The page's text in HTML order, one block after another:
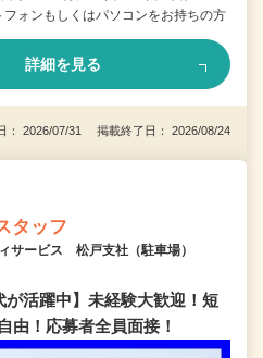
ンもしくはパソコンをお持ちの方
詳細を見る
： 2026/07/31 掲載終了日： 2026/08/24
タッフ
サービス 松戸支社（駐車場）
が活躍中】未経験大歓迎！短
由！応募者全員面接！